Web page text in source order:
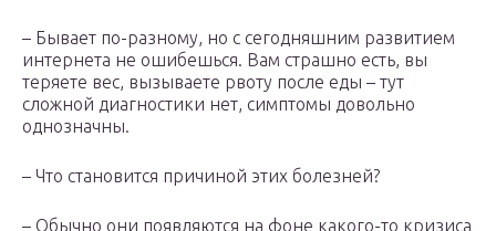
– Бывает по-разному, но с сегодняшним развитием
интернета не ошибешься. Вам страшно есть, вы
теряете вес, вызываете рвоту после еды – тут
сложной диагностики нет, симптомы довольно
однозначны.
– Что становится причиной этих болезней?
– Обычно они появляются на фоне какого-то кризиса